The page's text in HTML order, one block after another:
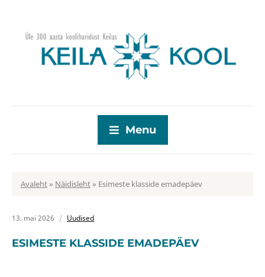
Menu
Avaleht» Näidisleht» Esimeste klasside emadepäev
13. mai 2026 Uudised
ESIMESTE KLASSIDE EMADEPÄEV